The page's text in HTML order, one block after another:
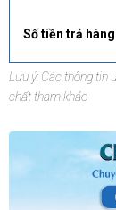
Số tiền trả
Lưu ý: Các thông tin
chất tham khảo